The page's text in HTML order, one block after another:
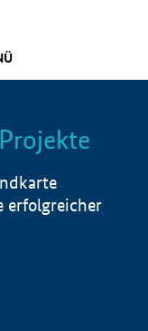
Info
erfolgreicher